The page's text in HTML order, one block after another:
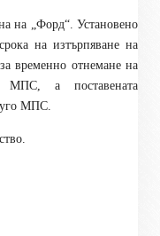
на „Форд“. Установено
на изтърпяване на
временно отнемане на
МПС, а поставената
МПС.